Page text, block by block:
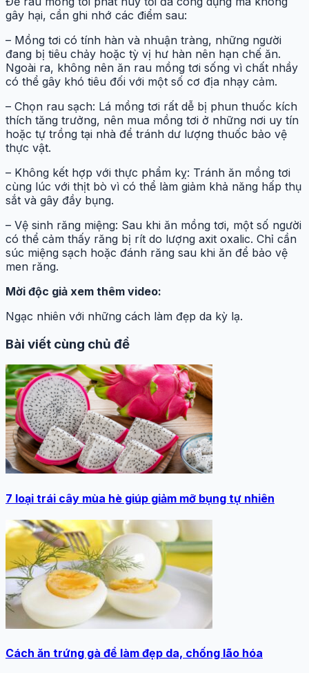
gây hại, cần ghi nhớ các điểm sau:
– Mồng tơi có tính hàn và nhuận tràng, những người
đang bị tiêu chảy hoặc tỳ vị hư hàn nên hạn chế ăn.
Ngoài ra, không nên ăn rau mồng tơi sống vì chất nhầy
có thể gây khó tiêu đối với một số cơ địa nhạy cảm.
– Chọn rau sạch: Lá mồng tơi rất dễ bị phun thuốc kích
thích tăng trưởng, nên mua mồng tơi ở những nơi uy tín
hoặc tự trồng tại nhà để tránh dư lượng thuốc bảo vệ
thực vật.
– Không kết hợp với thực phẩm kỵ: Tránh ăn mồng tơi
cùng lúc với thịt bò vì có thể làm giảm khả năng hấp thụ
sắt và gây đầy bụng.
– Vệ sinh răng miệng: Sau khi ăn mồng tơi, một số người
có thể cảm thấy răng bị rít do lượng axit oxalic. Chỉ cần
súc miệng sạch hoặc đánh răng sau khi ăn để bảo vệ
men răng.
Mời độc giả xem thêm video:
Ngạc nhiên với những cách làm đẹp da kỳ lạ.
Bài viết cùng chủ đề
7 loại trái cây mùa hè giúp giảm mỡ bụng tự nhiên
Cách ăn trứng gà để làm đẹp da, chống lão hóa